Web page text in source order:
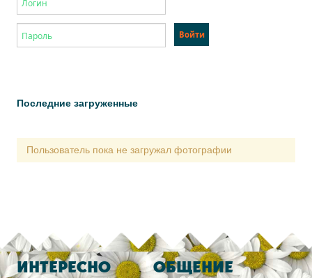
Последние загруженные
Пользователь пока не загружал фотографии
ИНТЕРЕСНО ОБЩЕНИЕ